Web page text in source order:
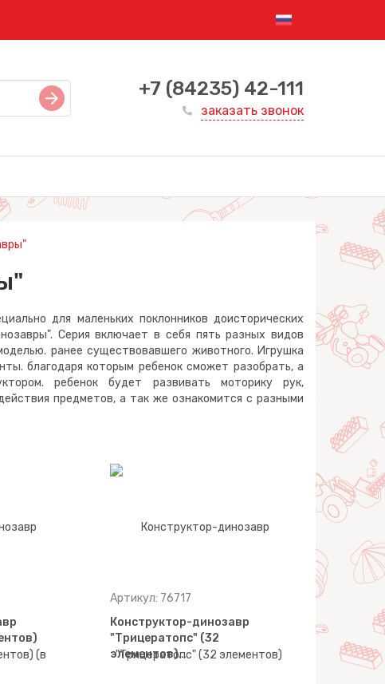
+7 (84235) 42-111
заказать звонок
для маленьких поклонников доисторических
Серия включает в себя пять разных видов
ранее существовавшего животного. Игрушка
благодаря которым ребенок сможет разобрать, а
ребенок будет развивать моторику рук,
предметов, а так же ознакомится с разными
Артикул: 76717
Конструктор-динозавр
"Трицератопс" (32
элементов)…